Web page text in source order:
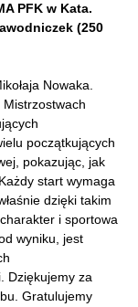
PFK w Kata.
(250
Nowaka.
początkujących
pokazując, jak
start wymaga
dzięki takim
i sportowa
wyniku, jest
Dziękujemy za
Gratulujemy